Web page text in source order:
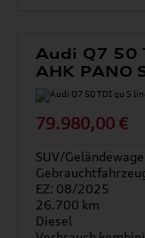
Audi Q7 50
AHK PANO
79.980,00 €
SUV/
EZ: 08/2025
26.700 km
Diesel